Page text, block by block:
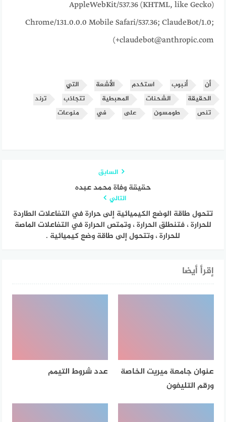
AppleWebKit/537.36 (KHTML, like Gecko)
Chrome/131.0.0.0 Mobile Safari/537.36; ClaudeBot/1.0;
+claudebot@anthropic.com)
أن أنبوب استخدم الأشعة
التي
الحقيقة
الشحنات المهبطية تتجاذب
ترند
تنص
طومسون على في منوعات
السابق
حقيقة وفاة محمد عبده
التالي
تتحول طاقة الوضع الكيميائية إلى حرارة في التفاعلات الطاردة
للحرارة ، فتنطلق الحرارة ، وتمتص الحرارة في التفاعلات الماصة
للحرارة ، وتتحول إلى طاقة وضع كيميائية .
إقرأ أيضا
عنوان جامعة ميريت الخاصة
ورقم التليفون
عدد شروط التيمم